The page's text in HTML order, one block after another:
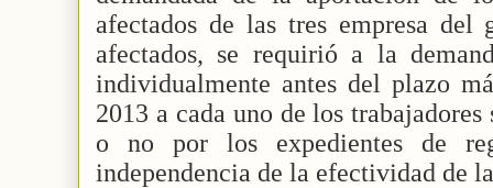
afectados de las tres empresa
afectados, se requirió a la
individualmente antes del plazo
2013 a cada uno de los
o no por los expedientes de
independencia de la efectividad de